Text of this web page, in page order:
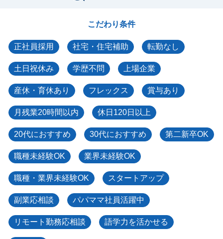
こだわり条件
正社員採用 社宅・住宅補助 転勤なし
土日祝休み 学歴不問 上場企業
産休・育休あり フレックス 賞与あり
月残業20時間以内 休日120日以上
20代におすすめ 30代におすすめ 第二新卒OK
職種未経験OK 業界未経験OK
職種・業界未経験OK スタートアップ
副業応相談 パパママ社員活躍中
リモート勤務応相談 語学力を活かせる